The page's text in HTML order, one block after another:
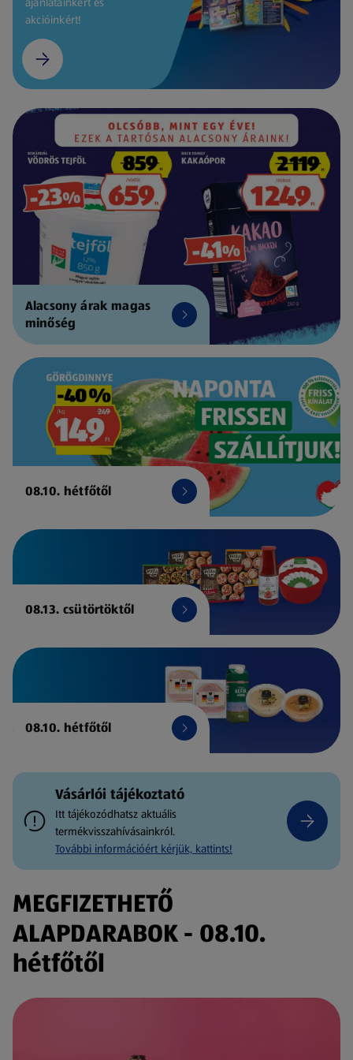
akcióinkért!
Alacsony árak magas
minőség
08.10. hétfőtől
08.13. csütörtöktől
08.10. hétfőtől
Vásárlói tájékoztató
Itt tájékozódhatsz aktuális
termékvisszahívásainkról.
További információért kérjük, kattints!
MEGFIZETHETŐ
ALAPDARABOK - 08.10.
hétfőtől